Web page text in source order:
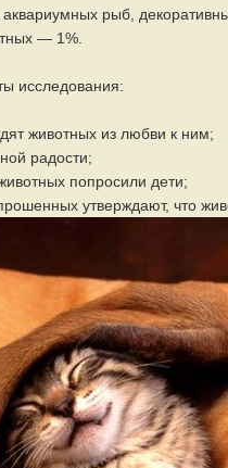
аквариумных рыб,
— 1%.
исследования:
животных из любви к ним;
радости;
попросили дети;
утверждают, что